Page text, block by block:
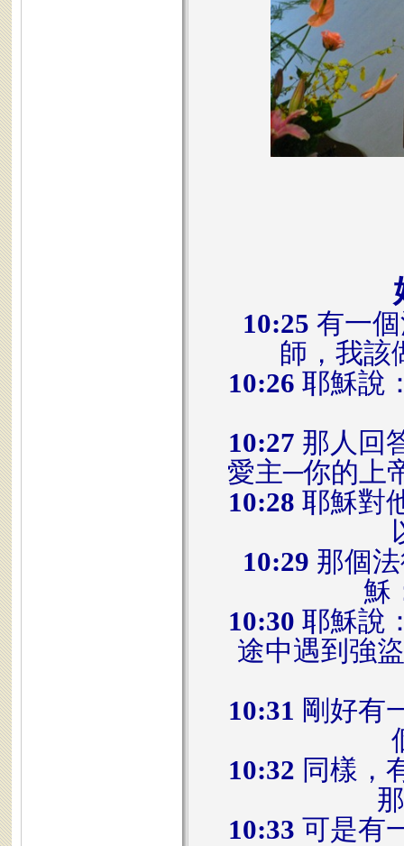
10:25 有一
師，我該
10:26 耶穌說
10:27 那人回
愛主─你的上
10:28 耶穌對
10:29 那個
穌
10:30 耶穌說
途中遇到強
10:31 剛好有
10:32 同樣，
10:33 可是有